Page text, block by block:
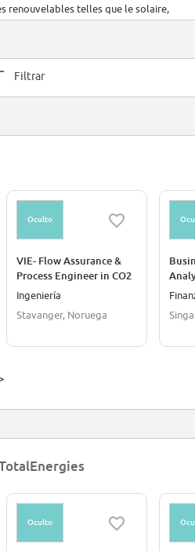
renouvelables telles que le solaire,
d’électricité. Son siège est
en bourse et adapte en
Filtrar
Oculto
VIE- Flow Assurance &
Process Engineer in CO2
Transport R&D - Norway
Ingeniería
Stavanger, Noruega
Oculto